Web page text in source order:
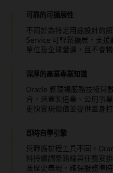
可靠的可擴展性
不同於為特定用途設計的
Service 可輕鬆擴展，支
單位及全球營運，且不會犧
深厚的產業專業知識
Oracle 將現場服務技術與
合，涵蓋製造業、公用事
更快實現價值並提供量身
即時自學引擎
與靜態排程工具不同，
料持續調整路線與任務安
及歷史表現，確保服務準時